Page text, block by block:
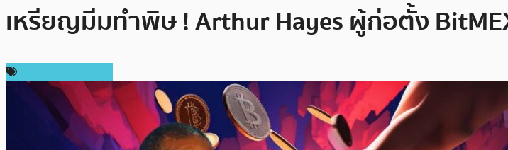
เหรียญมีมทำพิษ ! Arthur Hayes ผู้ก่อตั้ง